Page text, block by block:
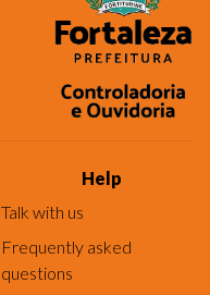
Help
Talk with us
Frequently asked
questions